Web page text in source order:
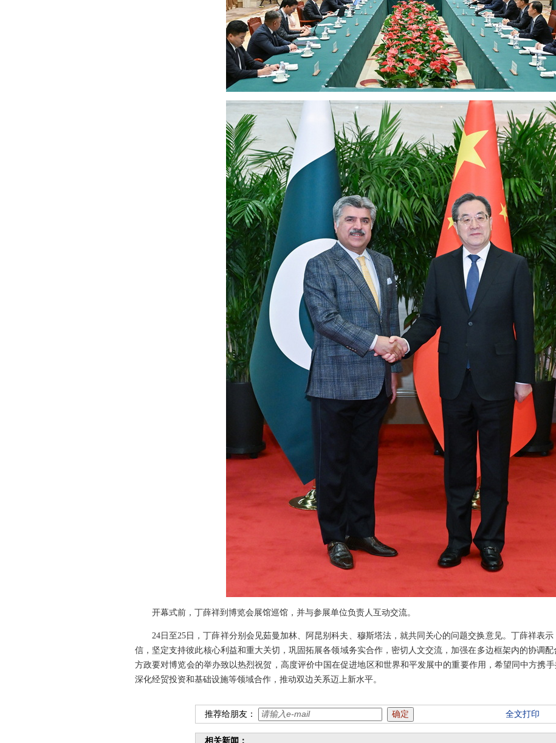
开幕式前，丁薛祥到博览会展馆巡馆，并与参展单位负责人互动交流。
24日至25日，丁薛祥分别会见茹曼加林、阿昆别科夫、穆斯塔法，就共同关心的问题交换意见。丁薛祥表
信，坚定支持彼此核心利益和重大关切，巩固拓展各领域务实合作，密切人文交流，加强在多边框架内的协调
方政要对博览会的举办致以热烈祝贺，高度评价中国在促进地区和世界和平发展中的重要作用，希望同中方携手
深化经贸投资和基础设施等领域合作，推动双边关系迈上新水平。
推荐给朋友： 全文打印
相关新闻：